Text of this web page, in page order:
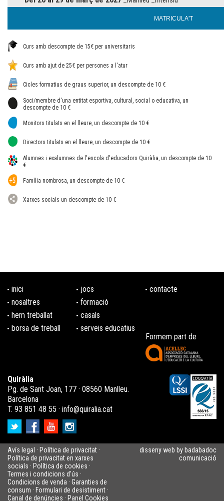
MATRICULA'T
Curs amb descompte de 15€ per universitaris
Curs amb ajut de 25€ per persones a l'atur
Cicles formatius de graus superior, un descompte de 10 €
Soci/membre d'una entitat esportiva, cultural, social o educativa, un
descompte de 10 €
Monitors titulats en el lleure, un descompte de 10 €
Directors titulats en el lleure, un descompte de 10 €
Alumnes i exalumnes de l'escola d'educadors Quiràlia, un descompte de 10
€
Família nombrosa, un descompte de 10 €
Xarxes socials un descompte de 10 €
inici
nosaltres
hem treballat
borsa de treball
jocs
formació
casals
serveis educatius
contacte
Formem part de
Quiràlia
Pg. de Sant Joan, 177 · 08560 Manlleu.
Barcelona
T. 93 851 48 55 · info@quiralia.cat
Avís legal · Política de privacitat ·
Política de privacitat en xarxes
socials · Política de cookies ·
Termes i condicions d'ús ·
Condicions de venda · Garanties de
consum · Formulari de desistiment ·
Canal de denúncies · Panel Cookies
disseny web by badabadoc
comunicació